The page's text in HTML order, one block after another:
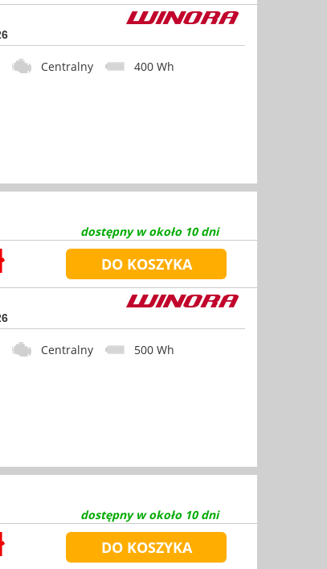
Centralny 400 Wh
dostępny w około 10 dni
Centralny 500 Wh
dostępny w około 10 dni